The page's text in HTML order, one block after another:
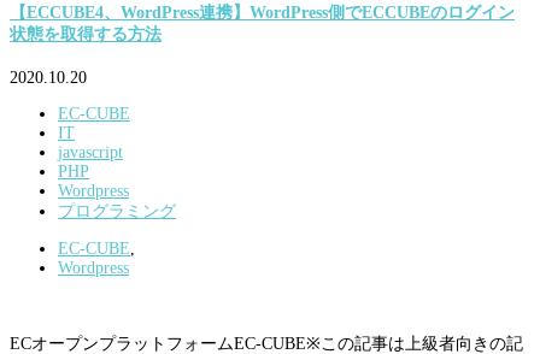
【ECCUBE4、WordPress連携】WordPress側でECCUBEのログイン
状態を取得する方法
2020.10.20
EC-CUBE
IT
javascript
PHP
Wordpress
プログラミング
EC-CUBE
Wordpress
ECオープンプラットフォームEC-CUBE※この記事は上級者向きの記